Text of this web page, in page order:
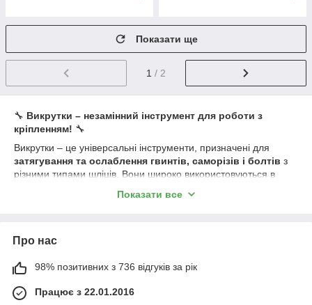
Показати ще
1 / 2
🔧 Викрутки – незамінний інструмент для роботи з
кріпленням! 🔧
Викрутки – це універсальні інструменти, призначені для
затягування та ослаблення гвинтів, саморізів і болтів з
різними типами шліців. Вони широко використовуються в
. В асортименті представлені
🔹Основні види викруток:
✔Хрестові (Phillips, Pozidriv)– використовуються для
гвинтів із хрестоподібними шліцами.
✔Шестигранні (Hex, Allen)
Показати все
Про нас
98% позитивних з 736 відгуків за рік
Працює з 22.01.2016